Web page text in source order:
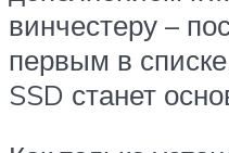
винчестеру –
первым в
SSD станет